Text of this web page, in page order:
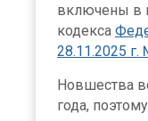
включены в
кодекса
28.11.2025
Новшества
года,